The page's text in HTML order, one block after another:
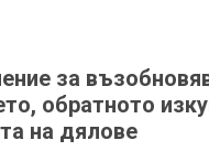
за
обратното
на дялове